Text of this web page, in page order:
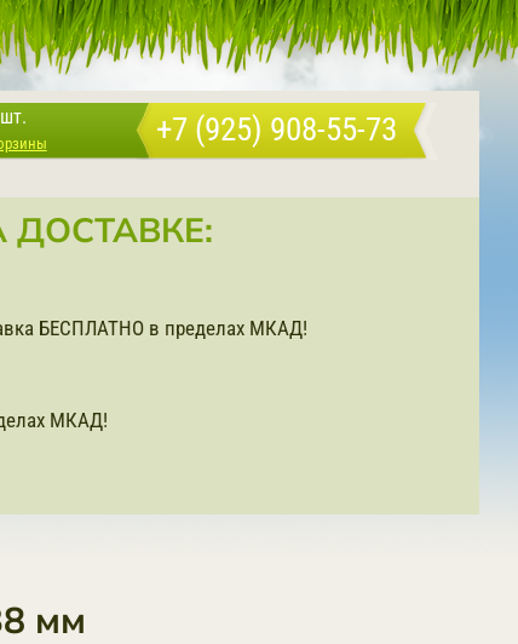
+7 (925) 908-55-73
БЕСПЛАТНО в пределах МКАД!
МКАД!
мм